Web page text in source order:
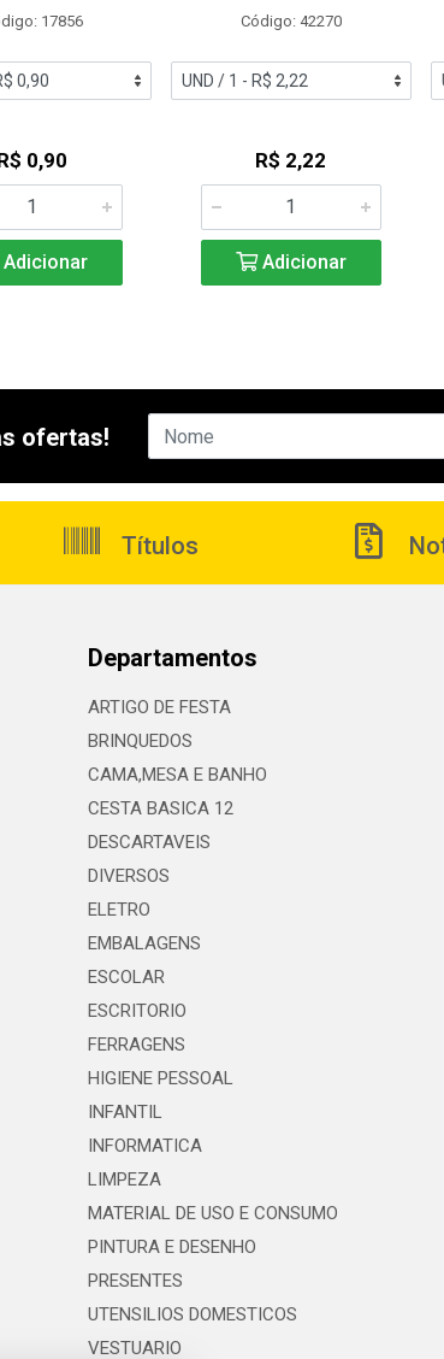
17856
0,90
Código: 42270
R$ 2,22
Adicionar
ofertas!
Títulos
Departamentos
ARTIGO DE FESTA
BRINQUEDOS
CAMA,MESA E BANHO
CESTA BASICA 12
DESCARTAVEIS
DIVERSOS
ELETRO
EMBALAGENS
ESCOLAR
ESCRITORIO
FERRAGENS
HIGIENE PESSOAL
INFANTIL
INFORMATICA
LIMPEZA
MATERIAL DE USO E CONSUMO
PINTURA E DESENHO
PRESENTES
UTENSILIOS DOMESTICOS
VESTUARIO